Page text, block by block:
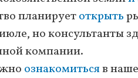
планируетоткрыть
но консультанты
компании.
ознакомитьсяв